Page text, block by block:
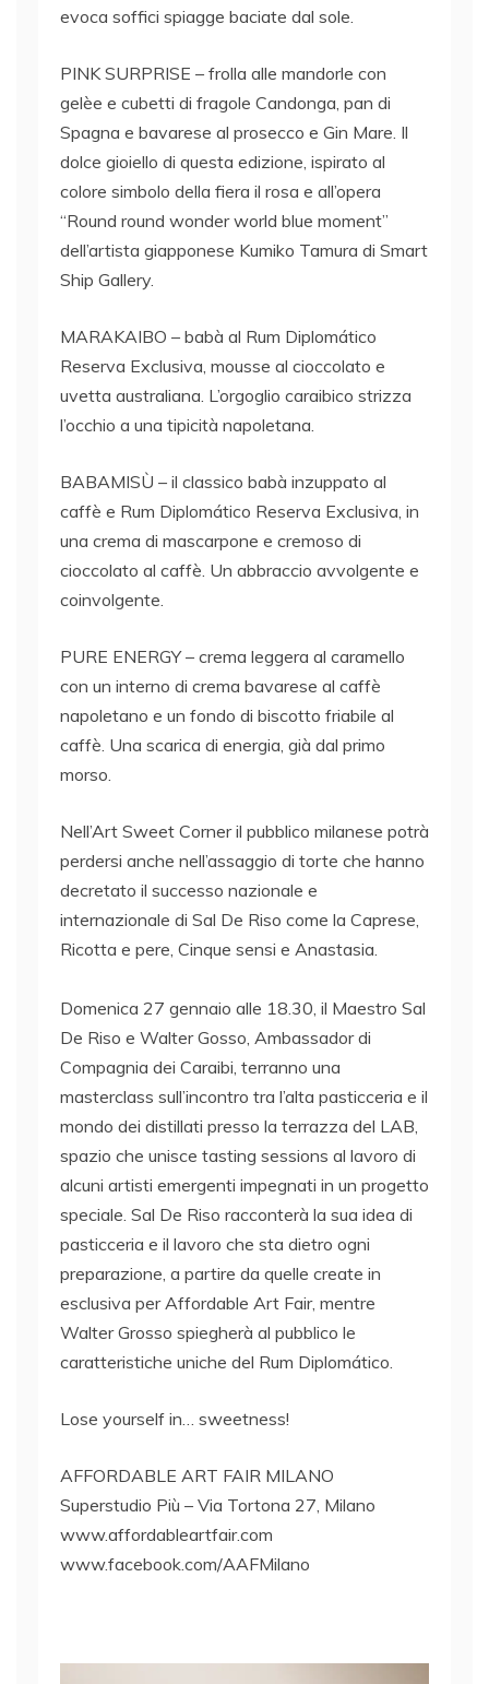
evoca soffici spiagge baciate dal sole.
PINK SURPRISE – frolla alle mandorle con
gelèe e cubetti di fragole Candonga, pan di
Spagna e bavarese al prosecco e Gin Mare. Il
dolce gioiello di questa edizione, ispirato al
colore simbolo della fiera il rosa e all’opera
“Round round wonder world blue moment”
dell’artista giapponese Kumiko Tamura di Smart
Ship Gallery.
MARAKAIBO – babà al Rum Diplomático
Reserva Exclusiva, mousse al cioccolato e
uvetta australiana. L’orgoglio caraibico strizza
l’occhio a una tipicità napoletana.
BABAMISÙ – il classico babà inzuppato al
caffè e Rum Diplomático Reserva Exclusiva, in
una crema di mascarpone e cremoso di
cioccolato al caffè. Un abbraccio avvolgente e
coinvolgente.
PURE ENERGY – crema leggera al caramello
con un interno di crema bavarese al caffè
napoletano e un fondo di biscotto friabile al
caffè. Una scarica di energia, già dal primo
morso.
Nell’Art Sweet Corner il pubblico milanese potrà
perdersi anche nell’assaggio di torte che hanno
decretato il successo nazionale e
internazionale di Sal De Riso come la Caprese,
Ricotta e pere, Cinque sensi e Anastasia.
Domenica 27 gennaio alle 18.30, il Maestro Sal
De Riso e Walter Gosso, Ambassador di
Compagnia dei Caraibi, terranno una
masterclass sull’incontro tra l’alta pasticceria e il
mondo dei distillati presso la terrazza del LAB,
spazio che unisce tasting sessions al lavoro di
alcuni artisti emergenti impegnati in un progetto
speciale. Sal De Riso racconterà la sua idea di
pasticceria e il lavoro che sta dietro ogni
preparazione, a partire da quelle create in
esclusiva per Affordable Art Fair, mentre
Walter Grosso spiegherà al pubblico le
caratteristiche uniche del Rum Diplomático.
Lose yourself in… sweetness!
AFFORDABLE ART FAIR MILANO
Superstudio Più – Via Tortona 27, Milano
www.affordableartfair.com
www.facebook.com/AAFMilano